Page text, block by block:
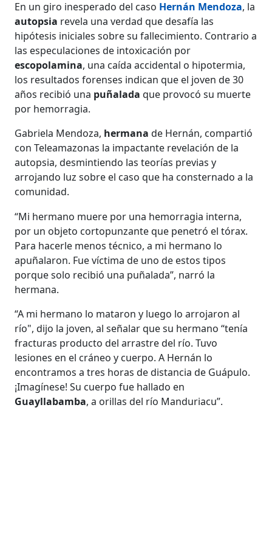
En un giro inesperado del caso Hernán Mendoza, la
autopsia revela una verdad que desafía las
hipótesis iniciales sobre su fallecimiento. Contrario a
las especulaciones de intoxicación por
escopolamina, una caída accidental o hipotermia,
los resultados forenses indican que el joven de 30
años recibió una puñaladaque provocó su muerte
por hemorragia.
Gabriela Mendoza, hermanade Hernán, compartió
con Teleamazonas la impactante revelación de la
autopsia, desmintiendo las teorías previas y
arrojando luz sobre el caso que ha consternado a la
comunidad.
“Mi hermano muere por una hemorragia interna,
por un objeto cortopunzante que penetró el tórax.
Para hacerle menos técnico, a mi hermano lo
apuñalaron. Fue víctima de uno de estos tipos
porque solo recibió una puñalada”, narró la
hermana.
“A mi hermano lo mataron y luego lo arrojaron al
río", dijo la joven, al señalar que su hermano “tenía
fracturas producto del arrastre del río. Tuvo
lesiones en el cráneo y cuerpo. A Hernán lo
encontramos a tres horas de distancia de Guápulo.
¡Imagínese! Su cuerpo fue hallado en
Guayllabamba, a orillas del río Manduriacu”.